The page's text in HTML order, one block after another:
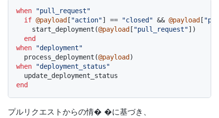
when
"pull_request"
if @payload [ "action"] == "closed" && @payload [
    start_deployment(
@payload [ "pull_request"])
end
when
"deployment"
  process_deployment(
@payload
when
"deployment_status"
end
プルリクエストからの情� �に基づき、